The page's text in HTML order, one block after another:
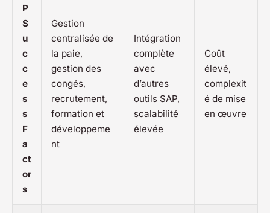
P
S
u
c
c
e
s
s
F
a
ct
or
s
Gestion
centralisée de
la paie,
gestion des
congés,
recrutement,
formation et
développeme
nt
Intégration
complète
avec
d’autres
outils SAP,
scalabilité
élevée
Coût
élevé,
complexit
é de mise
en œuvre